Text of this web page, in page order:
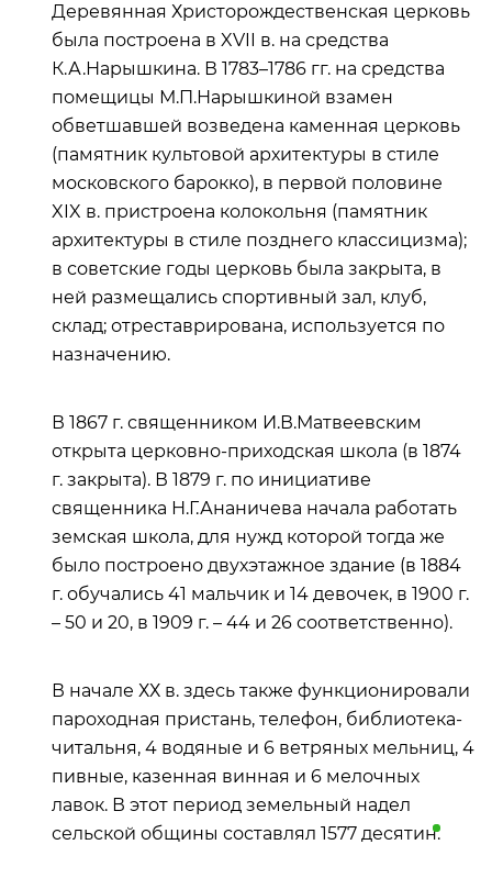
Деревянная Христорождественская церковь
была построена в XVII в. на средства
К.А.Нарышкина. В 1783–1786 гг. на средства
помещицы М.П.Нарышкиной взамен
обветшавшей возведена каменная церковь
(памятник культовой архитектуры в стиле
московского барокко), в первой половине
XIX в. пристроена колокольня (памятник
архитектуры в стиле позднего классицизма);
в советские годы церковь была закрыта, в
ней размещались спортивный зал, клуб,
склад; отреставрирована, используется по
назначению.
В 1867 г. священником И.В.Матвеевским
открыта церковно-приходская школа (в 1874
г. закрыта). В 1879 г. по инициативе
священника Н.Г.Ананичева начала работать
земская школа, для нужд которой тогда же
было построено двухэтажное здание (в 1884
г. обучались 41 мальчик и 14 девочек, в 1900 г.
– 50 и 20, в 1909 г. – 44 и 26 соответственно).
В начале ХХ в. здесь также функционировали
пароходная пристань, телефон, библиотека-
читальня, 4 водяные и 6 ветряных мельниц, 4
пивные, казенная винная и 6 мелочных
лавок. В этот период земельный надел
сельской общины составлял 1577 десятин.